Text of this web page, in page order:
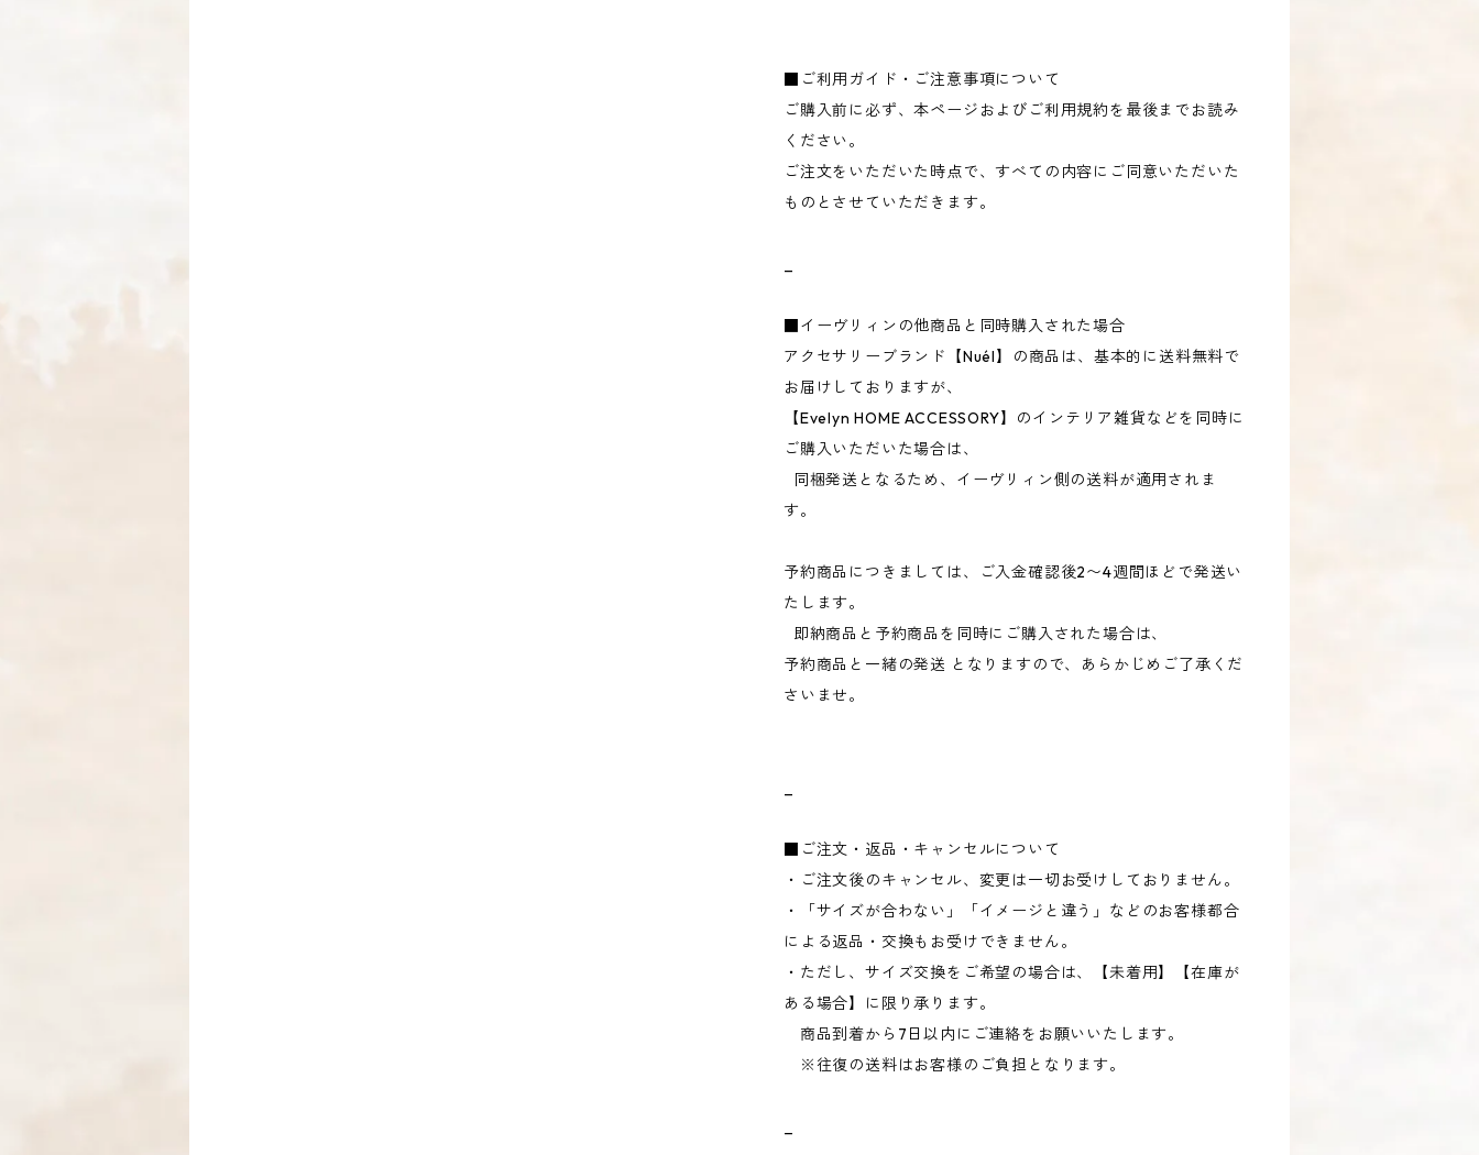
■ご利用ガイド・ご注意事項について
ご購入前に必ず、本ページおよびご利用規約を最後までお読み
ください。
ご注文をいただいた時点で、すべての内容にご同意いただいた
ものとさせていただきます。
■イーヴリィンの他商品と同時購入された場合
アクセサリーブランド【Nuél】の商品は、基本的に送料無料で
お届けしておりますが、
【Evelyn HOME ACCESSORY】のインテリア雑貨などを同時に
ご購入いただいた場合は、
同梱発送となるため、イーヴリィン側の送料が適用されま
す。
予約商品につきましては、ご入金確認後2〜4週間ほどで発送い
たします。
即納商品と予約商品を同時にご購入された場合は、
予約商品と一緒の発送 となりますので、あらかじめご了承くだ
さいませ。
■ご注文・返品・キャンセルについて
・ご注文後のキャンセル、変更は一切お受けしておりません。
・「サイズが合わない」「イメージと違う」などのお客様都合
による返品・交換もお受けできません。
・ただし、サイズ交換をご希望の場合は、【未着用】【在庫が
ある場合】に限り承ります。
商品到着から7日以内にご連絡をお願いいたします。
※往復の送料はお客様のご負担となります。